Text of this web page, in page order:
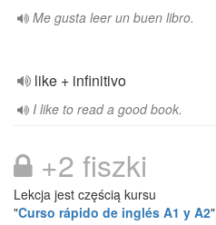
Me gusta leer un buen libro.
like + infinitivo
I like to read a good book.
+2 fiszki
Lekcja jest częścią kursu
"Curso rápido de inglés A1 y A2"